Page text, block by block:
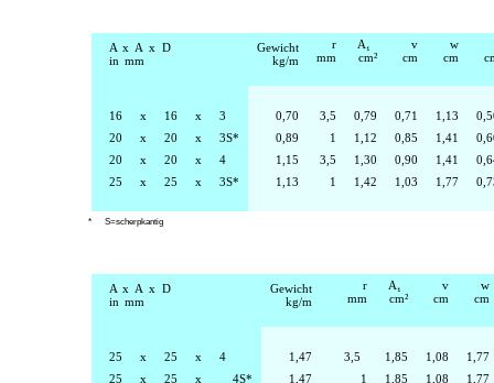
A x A x D
in mm
Gewicht
kg/m
r
mm
A₁
cm²
v
cm
w
cm
16 x 16 x 3 0,70 3,5 0,79 0,71 1,13
20
x 20 x 3S* 0,89 1 1,12 0,85 1,41
20
x 20 x 4 1,15 3,5 1,30 0,90 1,41
25
x 25 x 3S* 1,13 1 1,42 1,03 1,77
* S=scherpkantig
A x A x D
in mm
Gewicht
kg/m
r
mm
A₁
cm²
v
cm
w
cm
25 x 25 x 4 1,47 3,5 1,85 1,08
1,77
25
x 25 x 4S* 1,47 1 1,85 1,08
1,77